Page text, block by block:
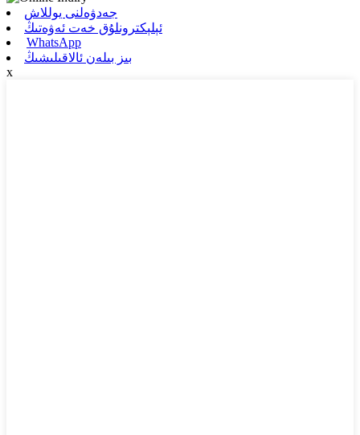
جەدۋەلنى يوللاش
ئېلېكترونلۇق خەت ئەۋەتىڭ
WhatsApp
بىز بىلەن ئالاقىلىشىڭ
x